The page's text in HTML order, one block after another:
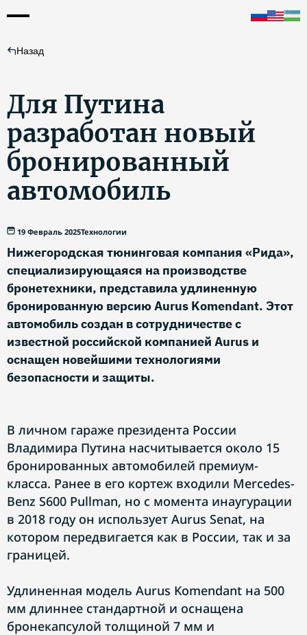
Назад
Для Путина
разработан новый
бронированный
автомобиль
19 Февраль 2025Технологии
Нижегородская тюнинговая компания «Рида»,
специализирующаяся на производстве
бронетехники, представила удлиненную
бронированную версию Aurus Komendant. Этот
автомобиль создан в сотрудничестве с
известной российской компанией Aurus и
оснащен новейшими технологиями
безопасности и защиты.
В личном гараже президента России
Владимира Путина насчитывается около 15
бронированных автомобилей премиум-
класса. Ранее в его кортеж входили Mercedes-
Benz S600 Pullman, но с момента инаугурации
в 2018 году он использует Aurus Senat, на
котором передвигается как в России, так и за
границей.
Удлиненная модель Aurus Komendant на 500
мм длиннее стандартной и оснащена
бронекапсулой толщиной 7 мм и